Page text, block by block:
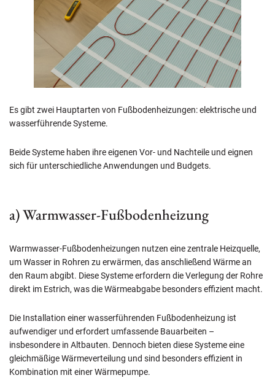
Es gibt zwei Hauptarten von Fußbodenheizungen: elektrische und
wasserführende Systeme.
Beide Systeme haben ihre eigenen Vor- und Nachteile und eignen
sich für unterschiedliche Anwendungen und Budgets.
a) Warmwasser-Fußbodenheizung
Warmwasser-Fußbodenheizungen nutzen eine zentrale Heizquelle,
um Wasser in Rohren zu erwärmen, das anschließend Wärme an
den Raum abgibt. Diese Systeme erfordern die Verlegung der Rohre
direkt im Estrich, was die Wärmeabgabe besonders effizient macht.
Die Installation einer wasserführenden Fußbodenheizung ist
aufwendiger und erfordert umfassende Bauarbeiten –
insbesondere in Altbauten. Dennoch bieten diese Systeme eine
gleichmäßige Wärmeverteilung und sind besonders effizient in
Kombination mit einer Wärmepumpe.